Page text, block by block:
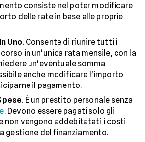
consiste nel poter modificare
delle rate in base alle proprie
Uno. Consente di riunire tutti i
in un'unica rata mensile, con la
un'eventuale somma
anche modificare l'importo
il pagamento.
. È un prestito personale senza
. Devono essere pagati solo gli
non vengono addebitatati i costi
gestione del finanziamento.